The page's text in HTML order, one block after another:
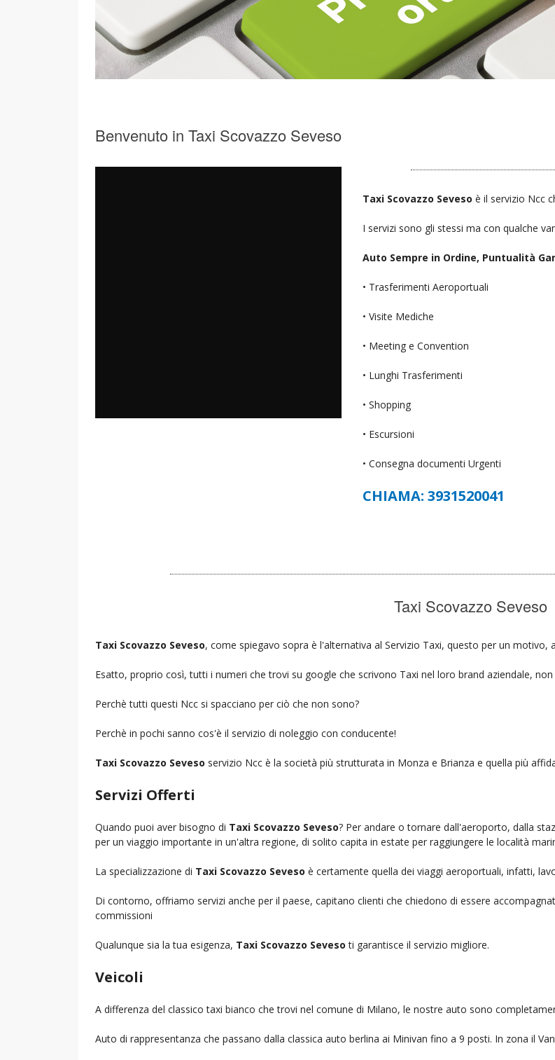
Benvenuto in Taxi Scovazzo Seveso
Taxi Scovazzo Seveso è il servizio Ncc
I servizi sono gli stessi ma con qualche
Auto Sempre in Ordine, Puntualità
• Trasferimenti Aeroportuali
• Visite Mediche
• Meeting e Convention
• Lunghi Trasferimenti
• Shopping
• Escursioni
• Consegna documenti Urgenti
CHIAMA: 3931520041
Taxi Scovazzo Seveso
Taxi Scovazzo Seveso, come spiegavo sopra è l'alternativa al Servizio Taxi, questo per un motivo,
Esatto, proprio così, tutti i numeri che trovi su google che scrivono Taxi nel loro brand aziendale,
Perchè tutti questi Ncc si spacciano per ciò che non sono?
Perchè in pochi sanno cos'è il servizio di noleggio con conducente!
Taxi Scovazzo Seveso servizio Ncc è la società più strutturata in Monza e Brianza e quella più
Servizi Offerti
Quando puoi aver bisogno di Taxi Scovazzo Seveso? Per andare o tornare dall'aeroporto, dalla
per un viaggio importante in un'altra regione, di solito capita in estate per raggiungere le località
La specializzazione di Taxi Scovazzo Seveso è certamente quella dei viaggi aeroportuali, infatti,
Di contorno, offriamo servizi anche per il paese, capitano clienti che chiedono di essere
commissioni
Qualunque sia la tua esigenza, Taxi Scovazzo Seveso ti garantisce il servizio migliore.
Veicoli
A differenza del classico taxi bianco che trovi nel comune di Milano, le nostre auto sono
Auto di rappresentanza che passano dalla classica auto berlina ai Minivan fino a 9 posti. In zona il